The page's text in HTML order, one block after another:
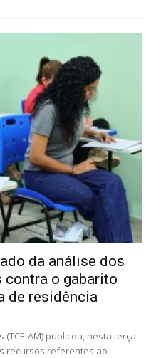
da análise dos
contra o gabarito
de residência
AM) publicou, nesta terça-
recursos referentes ao